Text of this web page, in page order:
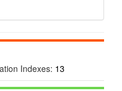
Indexes: 13